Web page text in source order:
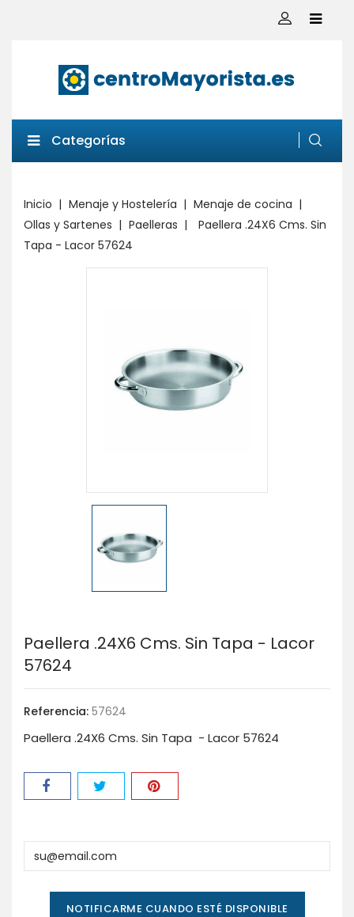
Categorías
Inicio Menaje y Hostelería
Menaje de cocina
Ollas y Sartenes
Paelleras
Paellera .24X6 Cms. Sin
Tapa - Lacor 57624
Paellera .24X6 Cms. Sin Tapa - Lacor
57624
Referencia: 57624
Paellera .24X6 Cms. Sin Tapa - Lacor 57624
NOTIFICARME CUANDO ESTÉ DISPONIBLE